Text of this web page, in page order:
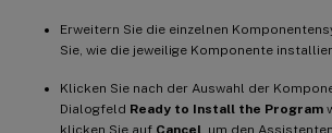
Erweitern Sie die einzelnen
Sie, wie die jeweilige Komponente
Klicken Sie nach der Auswahl der
Dialogfeld Ready to Install the Program
klicken Sie auf Cancel , um den